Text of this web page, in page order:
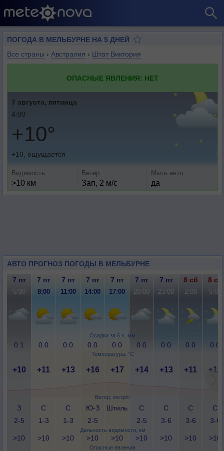
ПОГОДА В МЕЛЬБУРНЕ НА 5 ДНЕЙ
Все страны › Австралия › Штат Виктория
ОПАСНЫЕ ЯВЛЕНИЯ: НЕТ
7 августа, пятница
4:00
+10°
+10, ощущается
Видимость
>10 км
Ветер
Зап, 2 м/с
Мыть авто
да
АВТО ПРОГНОЗ ПОГОДЫ В МЕЛЬБУРНЕ
Осадки за 6 ч, мм
Температура, °C
Ветер, метр/с
Дальность видимости, км
Опасные явления
7 пт 7 пт 7 пт 7 пт 7 пт 7 пт 7 пт 8 сб 8 сб
5:00 8:00 11:00 14:00 17:00 20:00 23:00 2:00 5:00
0.1 0.0 0.0 0.0 0.0 0.0 0.0 0.0 0.0
+10 +11 +13 +16 +17 +14 +13 +11 +11
З
2-5
С
1-3
С
1-3
Ю-З
2-5
Штиль
С
2-5
С
3-6
С
3-6
С
3-6
>10 >10 >10 >10 >10 >10 >10 >10 >10